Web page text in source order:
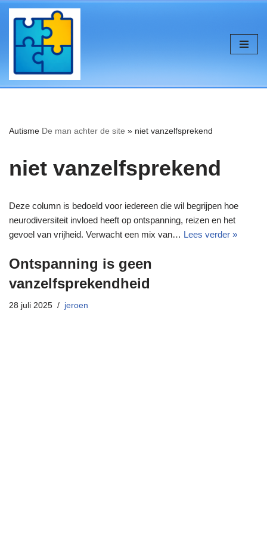
de
inhoud
naar
inhoud
Autisme De man achter de site » niet vanzelfsprekend
niet vanzelfsprekend
Deze column is bedoeld voor iedereen die wil begrijpen hoe
neurodiversiteit invloed heeft op ontspanning, reizen en het
gevoel van vrijheid. Verwacht een mix van… Lees verder »
Ontspanning is geen
vanzelfsprekendheid
28 juli 2025 jeroen